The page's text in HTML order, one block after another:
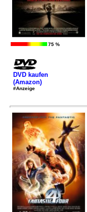
75 %
DVD kaufen
(Amazon)
#Anzeige